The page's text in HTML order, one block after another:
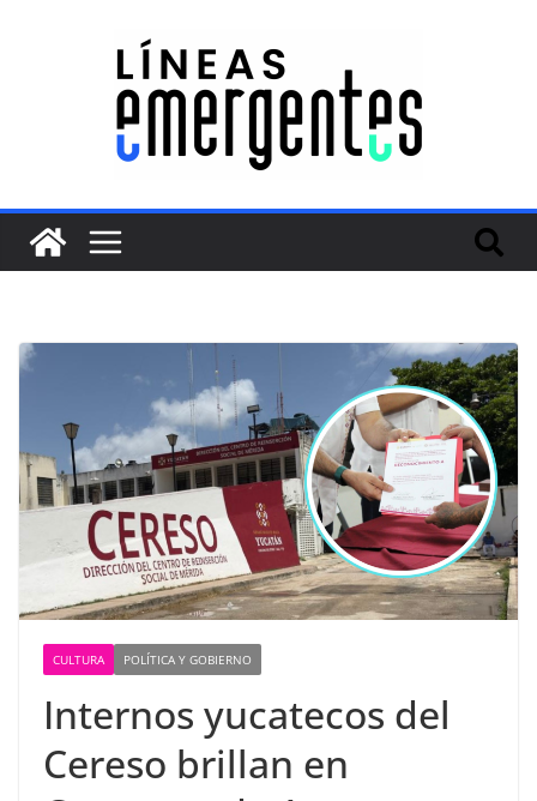
CULTURA POLÍTICA Y GOBIERNO
Internos yucatecos del
Cereso brillan en